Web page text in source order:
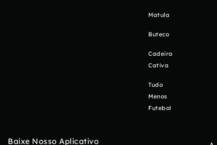
Matula
Buteco
Cadeira
Cativa
Tudo
Menos
Futebol
Baixe Nosso Aplicativo